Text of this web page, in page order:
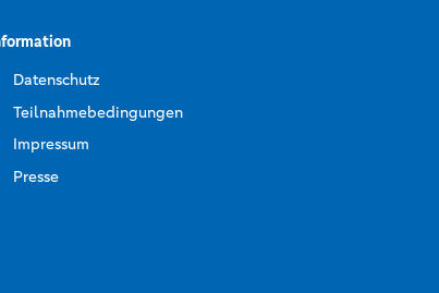
Datenschutz
Teilnahmebedingungen
Impressum
Presse